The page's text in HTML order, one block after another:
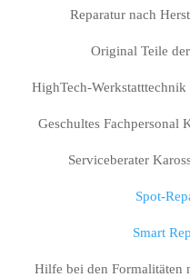
Reparatur nach
Original Teile
HighTech-
Geschultes Fachpersonal
Serviceberater
Spot-
Smart
Hilfe bei den Formalitäten